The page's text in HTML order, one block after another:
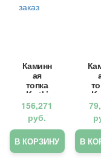
Каминн
ая
топка
Kratki
AQUAR
IO/O/12/
PW/W
Под
заказ
156,271
руб.
В КОРЗИНУ В